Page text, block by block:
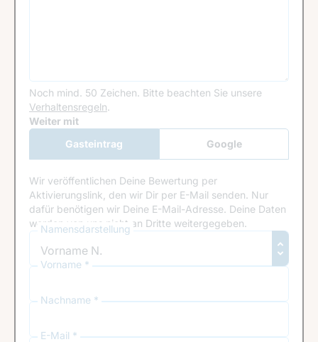
Noch mind. 50 Zeichen. Bitte beachten Sie unsere
Verhaltensregeln.
Google Recaptcha
Weiter mit
Gasteintrag
Google
Anmeldung
Wir veröffentlichen Deine Bewertung per
Aktivierungslink, den wir Dir per E-Mail senden. Nur
dafür benötigen wir Deine E-Mail-Adresse. Deine Daten
werden von uns nicht an Dritte weitergegeben.
Namensdarstellung
Vorname *
Nachname *
E-Mail *